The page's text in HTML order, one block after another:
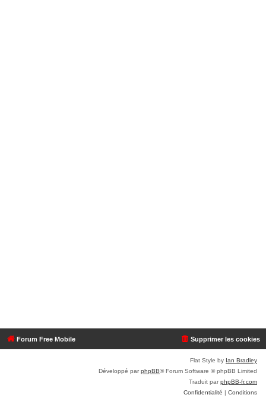
Forum Free Mobile Supprimer les cookies
Flat Style by Ian Bradley
Développé parphpBB® Forum Software © phpBB Limited
Traduit parphpBB-fr.com
Confidentialité | Conditions